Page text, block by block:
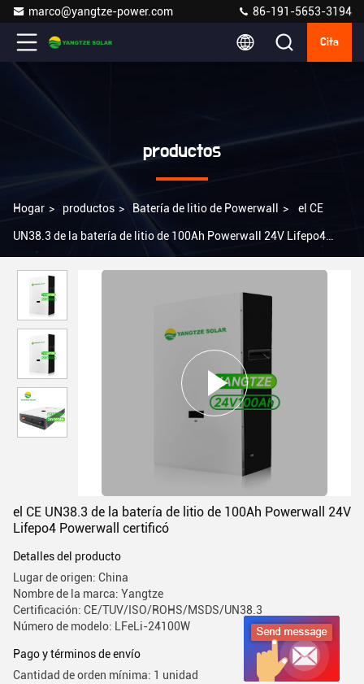
marco@yangtze-power.com 86-191-5653-3194
Cita
productos
Hogar > productos > Batería de litio de Powerwall > el CE
UN38.3 de la batería de litio de 100Ah Powerwall 24V Lifepo4
el CE UN38.3 de la batería de litio de 100Ah Powerwall 24V
Lifepo4 Powerwall certificó
Detalles del producto
Lugar de origen: China
Nombre de la marca: Yangtze
Certificación: CE/TUV/ISO/ROHS/MSDS/UN38.3
Número de modelo: LFeLi-24100W
Pago y términos de envío
Cantidad de orden mínima: 1 unidad